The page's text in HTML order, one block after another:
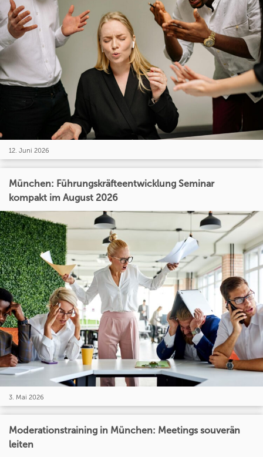
12. Juni 2026
München: Führungskräfteentwicklung Seminar
kompakt im August 2026
3. Mai 2026
Moderationstraining in München: Meetings souverän
leiten